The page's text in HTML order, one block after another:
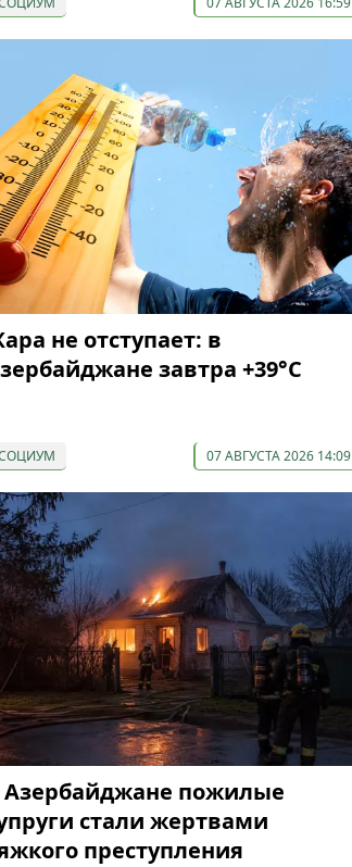
не отступает: в
завтра +39°С
07 АВГУСТА 2026 14:09
Азербайджане пожилые
стали жертвами
преступления